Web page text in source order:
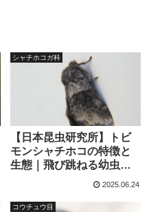
シャチホコガ科
【日本昆虫研究所】トビ
モンシャチホコの特徴と
生態｜飛び跳ねる幼虫と
ユニークな成虫の姿に注
2025.06.24
コウチュウ目